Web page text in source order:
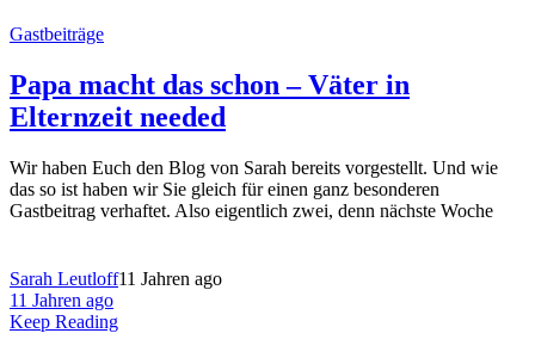
Gastbeiträge
Papa macht das schon – Väter in
Elternzeit needed
Wir haben Euch den Blog von Sarah bereits vorgestellt. Und wie
das so ist haben wir Sie gleich für einen ganz besonderen
Gastbeitrag verhaftet. Also eigentlich zwei, denn nächste Woche
Sarah Leutloff11 Jahren ago
11 Jahren ago
Keep Reading